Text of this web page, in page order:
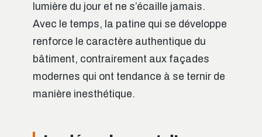
lumière du jour et ne s’écaille jamais.
Avec le temps, la patine qui se développe
renforce le caractère authentique du
bâtiment, contrairement aux façades
modernes qui ont tendance à se ternir de
manière inesthétique.